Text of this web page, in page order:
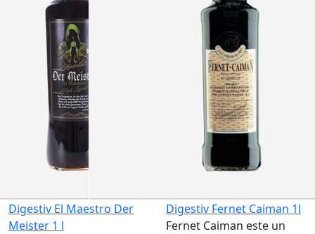
Digestiv El Maestro Der
Meister 1 l
Digestiv Fernet Caiman 1l
Fernet Caiman este un